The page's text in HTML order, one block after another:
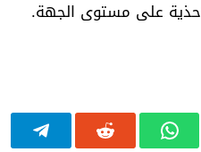
على مستوى الجهة.